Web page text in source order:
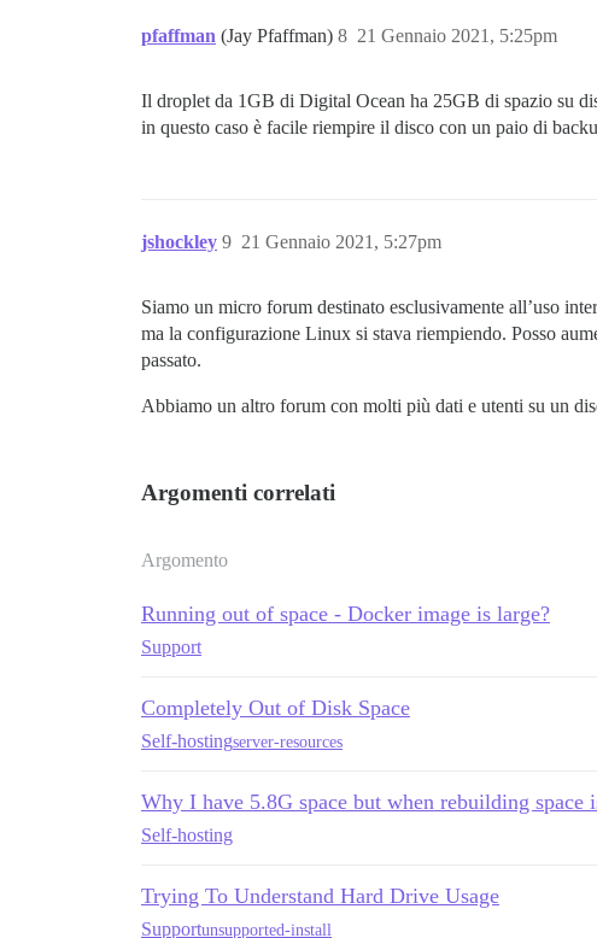
pfaffman (Jay Pfaffman) 21 Gennaio 2021, 5:25pm
8
Il droplet da 1GB di Digital Ocean ha 25GB di spazio su
in questo caso è facile riempire il disco con un paio di
jshockley 21 Gennaio 2021, 5:27pm
9
Siamo un micro forum destinato esclusivamente all’uso
ma la configurazione Linux si stava riempiendo. Posso
passato.
Abbiamo un altro forum con molti più dati e utenti su un
Argomenti correlati
Argomento
Running out of space - Docker image is large?
Support
Completely Out of Disk Space
Self-hostingserver-resources
Why I have 5.8G space but when rebuilding space
Self-hosting
Trying To Understand Hard Drive Usage
Supportunsupported-install